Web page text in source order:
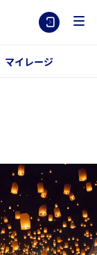
マイレージ